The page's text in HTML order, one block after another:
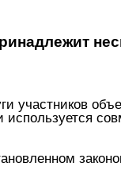
участников